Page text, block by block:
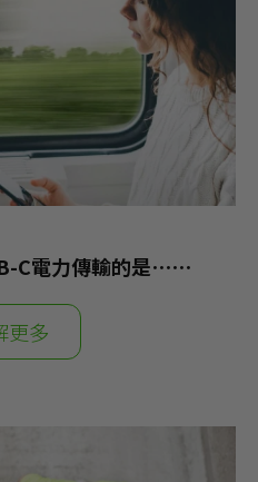
C電力傳輸的是⋯⋯
更多